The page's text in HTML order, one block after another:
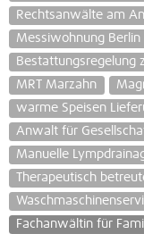
Rechtsanwälte am
Messiwohnung Berlin
Bestattungsregelung
MRT Marzahn
warme Speisen
Anwalt für
Manuelle
Therapeutisch
Fachanwältin für